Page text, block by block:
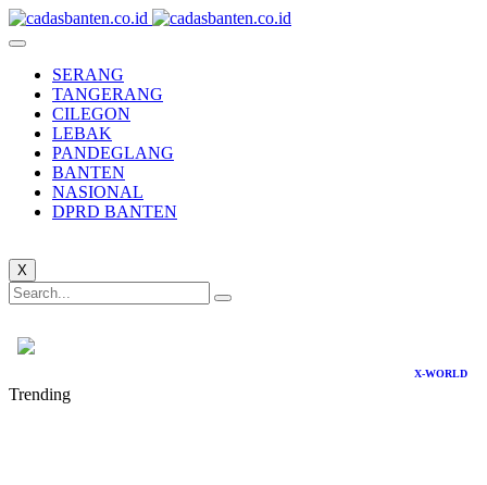
SERANG
TANGERANG
CILEGON
LEBAK
PANDEGLANG
BANTEN
NASIONAL
DPRD BANTEN
X
X-WORLD
Trending